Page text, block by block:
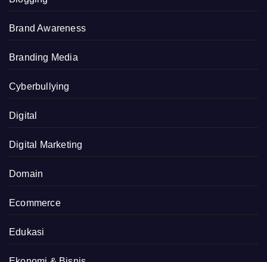
Brand Awareness
Branding Media
Cyberbullying
Digital
Digital Marketing
Domain
Ecommerce
Edukasi